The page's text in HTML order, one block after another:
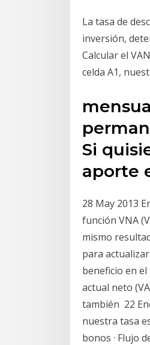
La tasa de
inversión,
Calcular el
celda A1,
Si
aporte
28 May 2013
función VNA
mismo
para
beneficio en
actual neto
también 22
nuestra tasa
bonos · Flujo